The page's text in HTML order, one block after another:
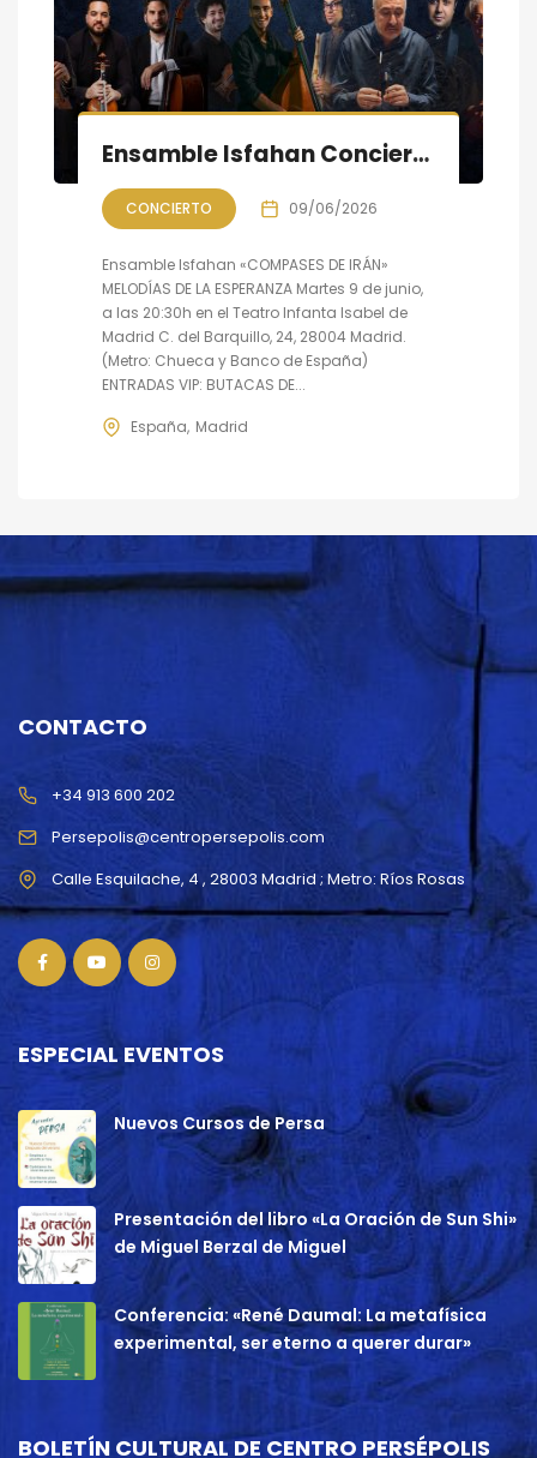
Ensamble Isfahan Concierto «COMPASES DE IRÁN»: Melodías de la Esperanza
CONCIERTO 09/06/2026
Ensamble Isfahan «COMPASES DE IRÁN»
MELODÍAS DE LA ESPERANZA Martes 9 de junio,
a las 20:30h en el Teatro Infanta Isabel de
Madrid C. del Barquillo, 24, 28004 Madrid.
(Metro: Chueca y Banco de España)
ENTRADAS VIP: BUTACAS DE...
España Madrid
CONTACTO
Persepolis@centropersepolis.com
+34 913 600 202
ESPECIAL EVENTOS
Nuevos Cursos de Persa
Presentación del libro «La Oración de Sun Shi»
de Miguel Berzal de Miguel
Conferencia: «René Daumal: La metafísica
experimental, ser eterno a querer durar»
BOLETÍN CULTURAL DE CENTRO PERSÉPOLIS